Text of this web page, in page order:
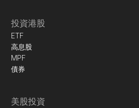
投資港股
ETF
高息股
MPF
債券
美股投資